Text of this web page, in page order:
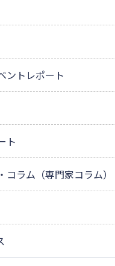
ントレポート
ト
コラム（専門家コラム）